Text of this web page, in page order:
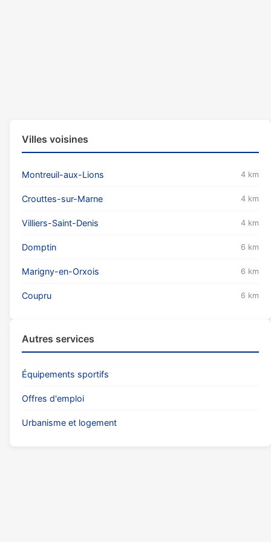
Villes voisines
Montreuil-aux-Lions 4 km
Crouttes-sur-Marne 4 km
Villiers-Saint-Denis 4 km
Domptin 6 km
Marigny-en-Orxois 6 km
Coupru 6 km
Autres services
Équipements sportifs
Offres d'emploi
Urbanisme et logement